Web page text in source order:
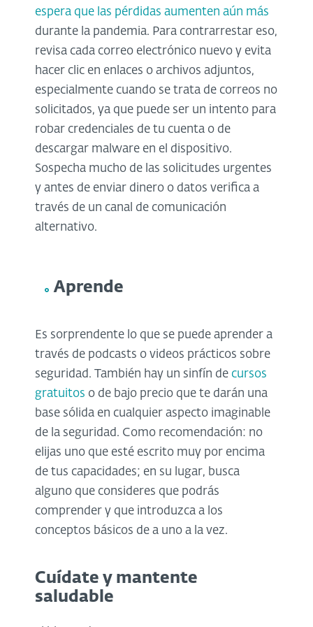
espera que las pérdidas aumenten aún más
durante la pandemia. Para contrarrestar eso,
revisa cada correo electrónico nuevo y evita
hacer clic en enlaces o archivos adjuntos,
especialmente cuando se trata de correos no
solicitados, ya que puede ser un intento para
robar credenciales de tu cuenta o de
descargar malware en el dispositivo.
Sospecha mucho de las solicitudes urgentes
y antes de enviar dinero o datos verifica a
través de un canal de comunicación
alternativo.
Aprende
Es sorprendente lo que se puede aprender a
través de podcasts o videos prácticos sobre
seguridad. También hay un sinfín de cursos
gratuitos o de bajo precio que te darán una
base sólida en cualquier aspecto imaginable
de la seguridad. Como recomendación: no
elijas uno que esté escrito muy por encima
de tus capacidades; en su lugar, busca
alguno que consideres que podrás
comprender y que introduzca a los
conceptos básicos de a uno a la vez.
Cuídate y mantente
saludable